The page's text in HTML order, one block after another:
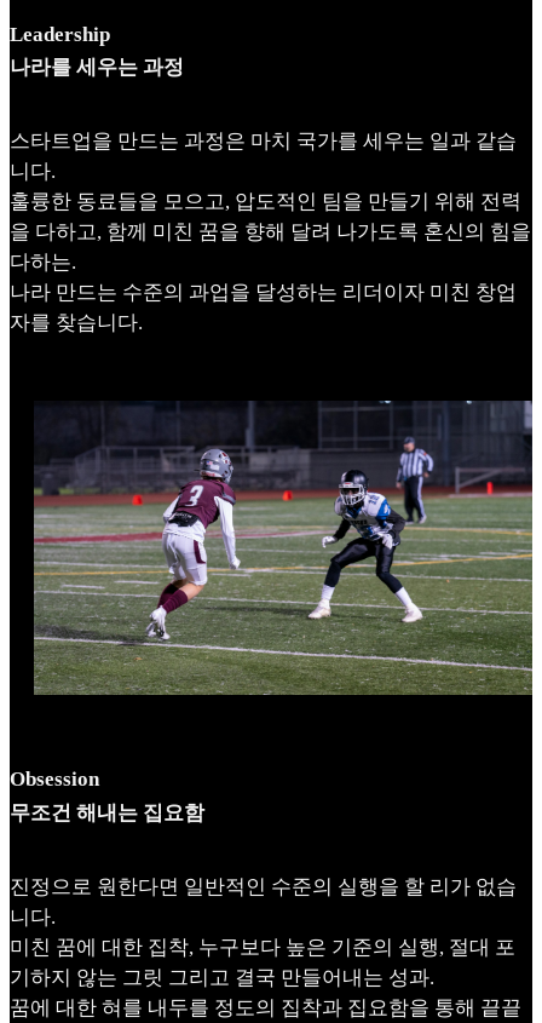
Leadership
나라를 세우는 과정
스타트업을 만드는 과정은 마치 국가를 세우는 일과 같습
니다.
훌륭한 동료들을 모으고, 압도적인 팀을 만들기 위해 전력
을 다하고, 함께 미친 꿈을 향해 달려 나가도록 혼신의 힘을
다하는.
나라 만드는 수준의 과업을 달성하는 리더이자 미친 창업
자를 찾습니다.
Obsession
무조건 해내는 집요함
진정으로 원한다면 일반적인 수준의 실행을 할 리가 없습
니다.
미친 꿈에 대한 집착, 누구보다 높은 기준의 실행, 절대 포
기하지 않는 그릿 그리고 결국 만들어내는 성과.
꿈에 대한 혀를 내두를 정도의 집착과 집요함을 통해 끝끝